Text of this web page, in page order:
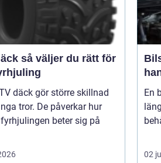
du rätt för
däck gör större skillnad
tror. De påverkar hur
beter sig på
En
02